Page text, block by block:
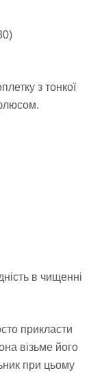
з тонкої
в чищенні
прикласти
візьме його
при цьому